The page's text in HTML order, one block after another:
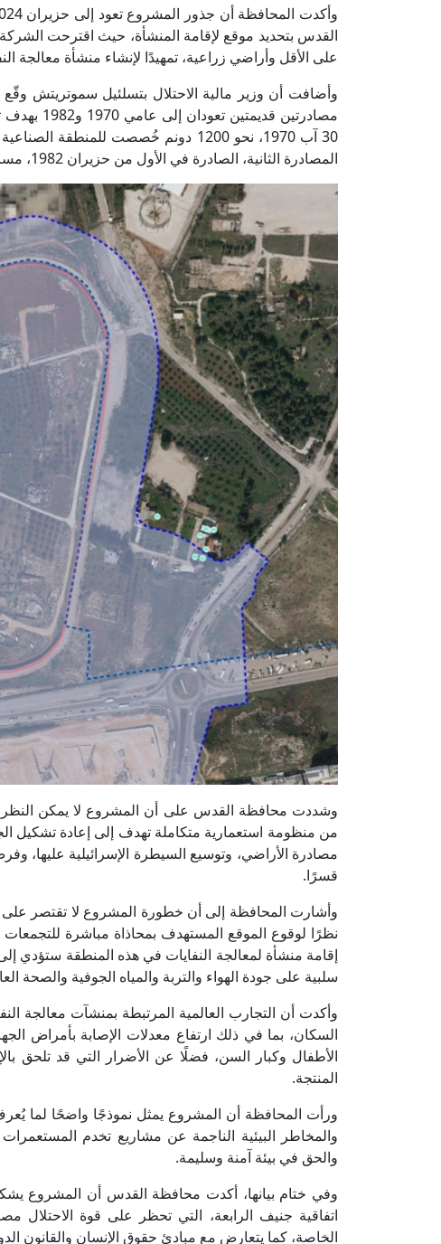
على الأقل وأراضي زراعية، تمهيدًا لإنشاء منشأة معالجة
المصادرة الثانية، الصادرة في الأول من حزيران 1982، مساحة 137 دونمًا خُصصت لما يسمى "منشأة أمنية".
وشددت محافظة القدس على أن المشروع لا يمكن النظر
من منظومة استعمارية متكاملة تهدف إلى إعادة تشكيل
مصادرة الأراضي، وتوسيع السيطرة الإسرائيلية عليها،
قسرًا.
وأشارت المحافظة إلى أن خطورة المشروع لا تقتصر على
نظرًا لوقوع الموقع المستهدف بمحاذاة مباشرة
إقامة منشأة لمعالجة النفايات في هذه المنطقة ستؤدي إلى
سلبية على جودة الهواء والتربة والمياه الجوفية والصحة
وأكدت أن التجارب العالمية المرتبطة بمنشآت معالجة
السكان، بما في ذلك ارتفاع معدلات الإصابة بأمراض
الأطفال وكبار السن، فضلًا عن الأضرار التي قد تلحق
المنتجة.
ورأت المحافظة أن المشروع يمثل نموذجًا واضحًا لما
والمخاطر البيئية الناجمة عن مشاريع تخدم المستعمرات
والحق في بيئة آمنة وسليمة.
وفي ختام بيانها، أكدت محافظة القدس أن المشروع
اتفاقية جنيف الرابعة، التي تحظر على قوة الاحتلال
الخاصة، كما يتعارض مع مبادئ حقوق الإنسان والقانون